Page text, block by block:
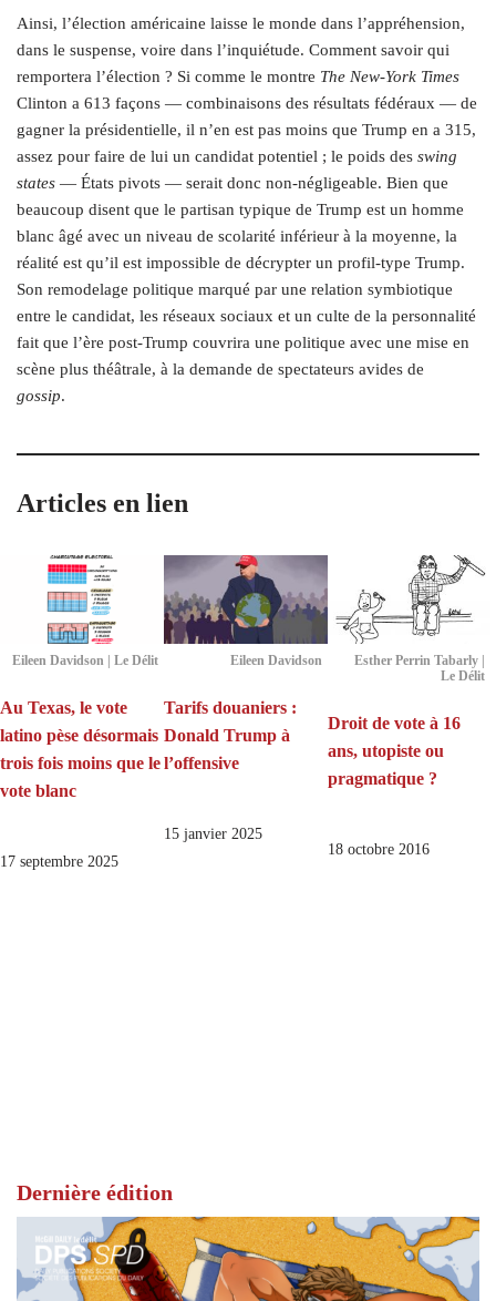
Ainsi, l’élection américaine laisse le monde dans l’appréhension,
dans le suspense, voire dans l’inquiétude. Comment savoir qui
remportera l’élection ? Si comme le montre The New-York Times
Clinton a 613 façons — combinaisons des résultats fédéraux — de
gagner la présidentielle, il n’en est pas moins que Trump en a 315,
assez pour faire de lui un candidat potentiel ; le poids des swing
states — États pivots — serait donc non-négligeable. Bien que
beaucoup disent que le partisan typique de Trump est un homme
blanc âgé avec un niveau de scolarité inférieur à la moyenne, la
réalité est qu’il est impossible de décrypter un profil-type Trump.
Son remodelage politique marqué par une relation symbiotique
entre le candidat, les réseaux sociaux et un culte de la personnalité
fait que l’ère post-Trump couvrira une politique avec une mise en
scène plus théâtrale, à la demande de spectateurs avides de
gossip.
Articles en lien
Eileen Davidson | Le Délit
Au Texas, le vote
latino pèse désormais
trois fois moins que le
vote blanc
17 septembre 2025
Eileen Davidson
Tarifs douaniers :
Donald Trump à
l’offensive
15 janvier 2025
Esther Perrin Tabarly |
Le Délit
Droit de vote à 16
ans, utopiste ou
pragmatique ?
18 octobre 2016
Dernière édition